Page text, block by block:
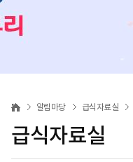
자
료
알림마당 급식자료실
급식자료실